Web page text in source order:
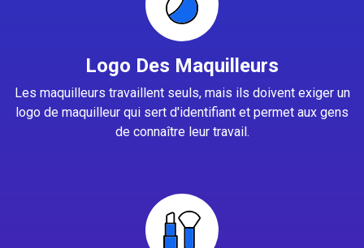
Logo Des Maquilleurs
Les maquilleurs travaillent seuls, mais ils doivent exiger un
logo de maquilleur qui sert d'identifiant et permet aux gens
de connaître leur travail.